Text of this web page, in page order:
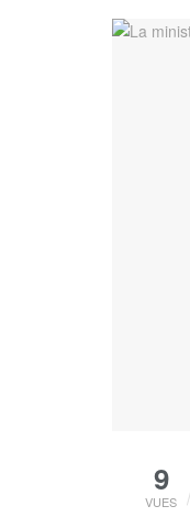
9
VUES